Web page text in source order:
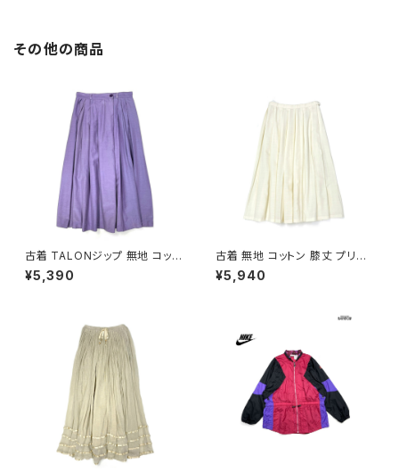
その他の商品
古着 TALONジップ 無地 コット
ン 膝丈 スカート 紫 (ba26070
02)
¥5,390
古着 無地 コットン 膝丈 プリー
ツ スカート ベージュ 生成り (b
a2607005)
¥5,940